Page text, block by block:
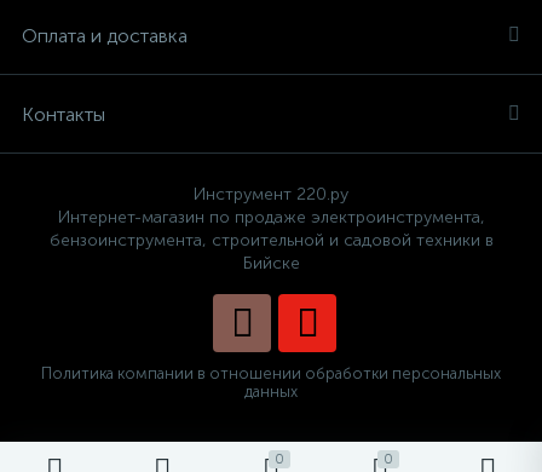
0 0
Оплата и доставка
Контакты
Инструмент 220.ру
Интернет-магазин по продаже электроинструмента,
бензоинструмента, строительной и садовой техники в
Бийске
Политика компании в отношении обработки персональных
данных